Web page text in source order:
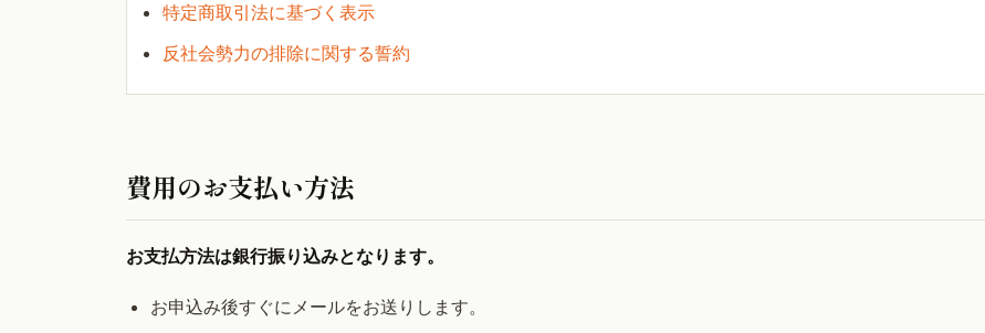
特定商取引法に基づく表示
反社会勢力の排除に関する誓約
費用のお支払い方法
お支払方法は銀行振り込みとなります。
お申込み後すぐにメールをお送りします。